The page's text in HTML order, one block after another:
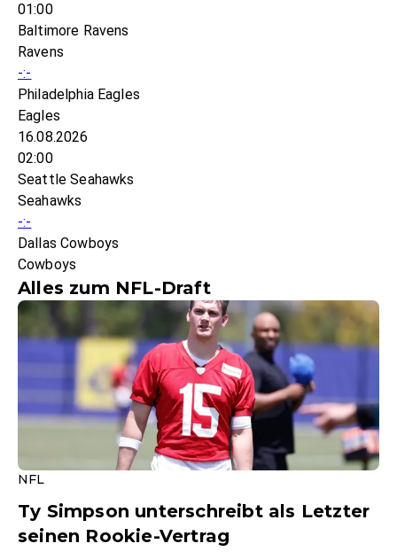
01:00
Baltimore Ravens
Ravens
-:-
Philadelphia Eagles
Eagles
16.08.2026
02:00
Seattle Seahawks
Seahawks
-:-
Dallas Cowboys
Cowboys
Alles zum NFL-Draft
NFL
Ty Simpson unterschreibt als Letzter
seinen Rookie-Vertrag